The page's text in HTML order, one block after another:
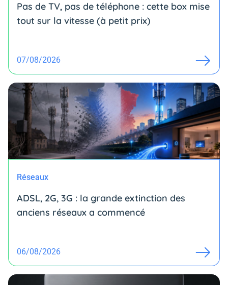
Pas de TV, pas de téléphone : cette box mise
tout sur la vitesse (à petit prix)
07/08/2026
Réseaux
ADSL, 2G, 3G : la grande extinction des
anciens réseaux a commencé
06/08/2026